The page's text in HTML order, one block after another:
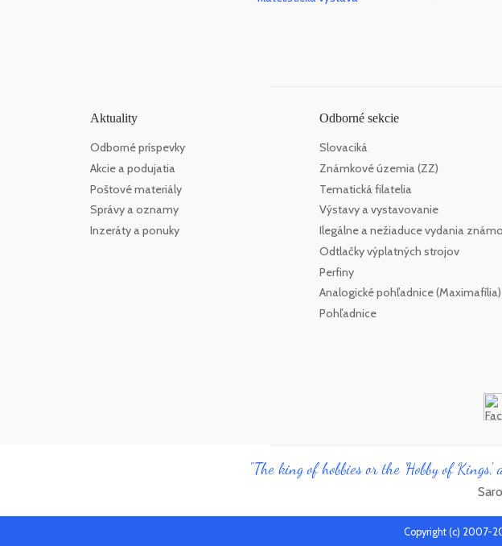
Aktuality
Odborné príspevky
Akcie a podujatia
Poštové materiály
Správy a oznamy
Inzeráty a ponuky
Odborné sekcie
Slovaciká
Známkové územia (ZZ)
Tematická filatelia
Výstavy a vystavovanie
Ilegálne a nežiaduce vydania
Odtlačky výplatných strojov
Perfiny
Analogické pohľadnice (Maximafília)
Pohľadnice
"The king of hobbies or the 'Hobby of
Copyright (c) 2007-